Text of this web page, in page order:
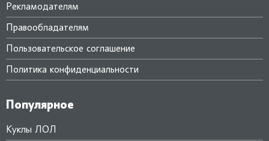
Рекламодателям
Правообладателям
Пользовательское соглашение
Политика конфиденциальности
Популярное
Куклы ЛОЛ